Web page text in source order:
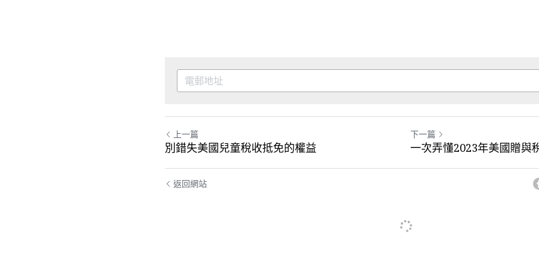
上一篇
別錯失美國兒童稅收抵免的權益
下一篇
一次弄懂2023年美國贈與
返回網站